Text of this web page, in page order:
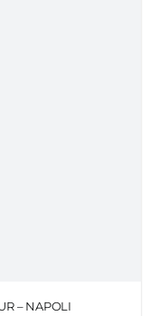
– NAPOLI